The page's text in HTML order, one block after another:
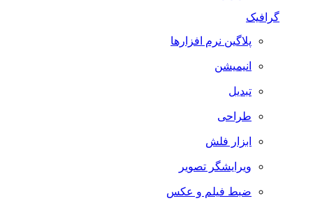
گرافیک
پلاگین نرم افزارها
انیمیشن
تبدیل
طراحی
ابزار فلش
ویرایشگر تصویر
ضبط فيلم و عكس